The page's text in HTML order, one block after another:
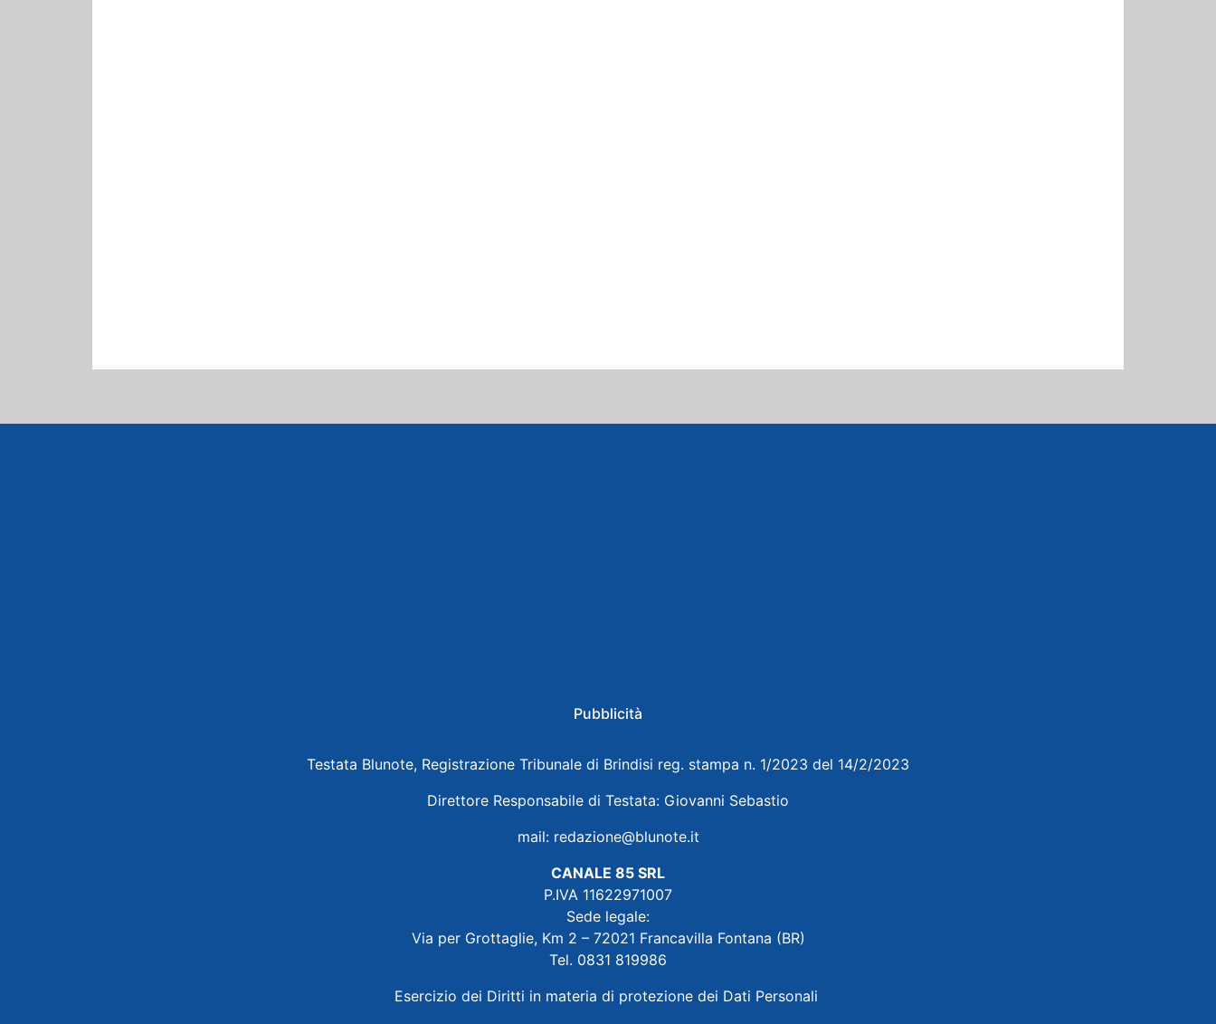
Pubblicità
Testata Blunote, Registrazione Tribunale di Brindisi reg. stampa n. 1/2023 del 14/2/2023
Direttore Responsabile di Testata: Giovanni Sebastio
mail: redazione@blunote.it
CANALE 85 SRL
P.IVA 11622971007
Sede legale:
Via per Grottaglie, Km 2 – 72021 Francavilla Fontana (BR)
Tel. 0831 819986
Esercizio dei Diritti in materia di protezione dei Dati Personali